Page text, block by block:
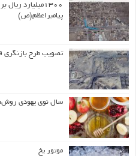
۱۳۰۰میلیارد
پیامبراعظم(ص)
تصویب طرح بازنگری
سال نوی یهودی
موتور یخ